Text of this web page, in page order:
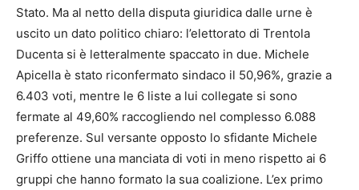
Stato. Ma al netto della disputa giuridica dalle urne è
uscito un dato politico chiaro: l’elettorato di Trentola
Ducenta si è letteralmente spaccato in due. Michele
Apicella è stato riconfermato sindaco il 50,96%, grazie a
6.403 voti, mentre le 6 liste a lui collegate si sono
fermate al 49,60% raccogliendo nel complesso 6.088
preferenze. Sul versante opposto lo sfidante Michele
Griffo ottiene una manciata di voti in meno rispetto ai 6
gruppi che hanno formato la sua coalizione. L’ex primo